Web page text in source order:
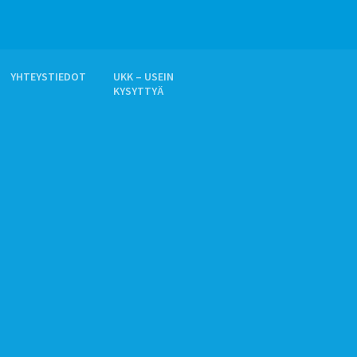
YHTEYSTIEDOT
UKK – USEIN
KYSYTTYÄ